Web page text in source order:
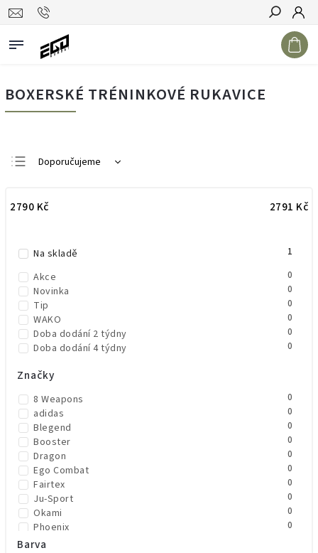
Hledat
BOXERSKÉ TRÉNINKOVÉ RUKAVICE
Doporučujeme
Nejdražší
Abecedně
2790 Kč 2791 Kč
Na skladě 1
Akce 0
Novinka 0
Tip 0
WAKO 0
Doba dodání 2 týdny 0
Doba dodání 4 týdny 0
Značky
8 Weapons 0
adidas 0
Blegend 0
Booster 0
Dragon 0
Ego Combat 0
Fairtex 0
Ju-Sport 0
Okami 0
Phoenix 0
Rival
Barva